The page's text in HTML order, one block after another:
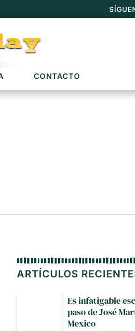
CONTACTO
ARTÍCULOS
Es infatigable
paso de José
Mexico